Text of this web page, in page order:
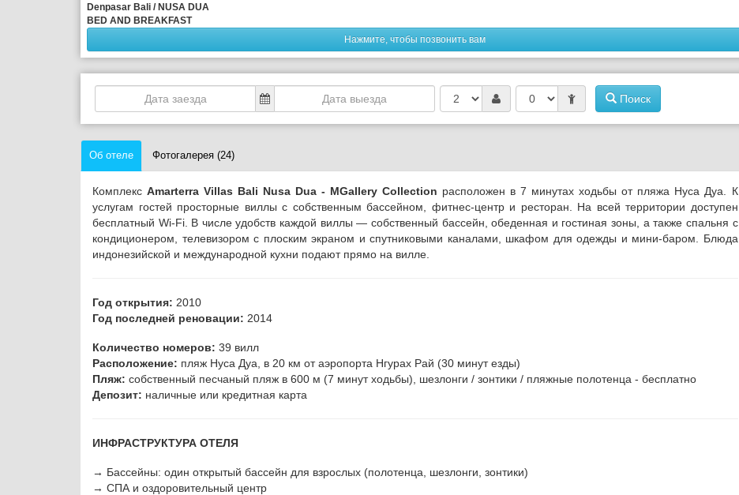
Denpasar Bali / NUSA DUA
BED AND BREAKFAST
Нажмите, чтобы позвонить вам
Поиск
Об отеле Фотогалерея (24)
КомплексAmarterra Villas Bali Nusa Dua - MGallery Collection расположен в 7 минутах ходьбы от пляжа Нуса Дуа. К
услугам гостей просторные виллы с собственным бассейном, фитнес-центр и ресторан. На всей территории доступен
бесплатный Wi-Fi. В числе удобств каждой виллы — собственный бассейн, обеденная и гостиная зоны, а также спальня с
кондиционером, телевизором с плоским экраном и спутниковыми каналами, шкафом для одежды и мини-баром. Блюда
индонезийской и международной кухни подают прямо на вилле.
Год открытия: 2010
Год последней реновации: 2014
Количество номеров: 39 вилл
Расположение: пляж Нуса Дуа, в 20 км от аэропорта Нгурах Рай (30 минут езды)
Пляж: собственный песчаный пляж в 600 м (7 минут ходьбы), шезлонги / зонтики / пляжные полотенца - бесплатно
Депозит: наличные или кредитная карта
ИНФРАСТРУКТУРА ОТЕЛЯ
→ Бассейны: один открытый бассейн для взрослых (полотенца, шезлонги, зонтики)
→ СПА и оздоровительный центр